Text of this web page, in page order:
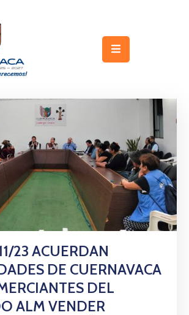
23 ACUERDAN
DE CUERNAVACA
DEL
ALM VENDER